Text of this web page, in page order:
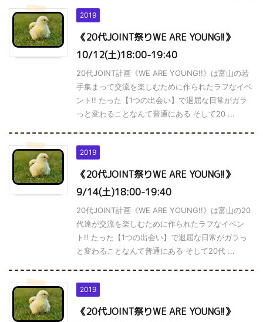
2019
《20代JOINT祭りWE ARE YOUNG!!》
10/12(土)18:00-19:40
20代JOINT計画《WE ARE YOUNG!!》は富山の若
手集まって交流を楽しむために作られたラフなイベ
ント!! たった【1つの出会い】で退屈な日常がガラ
っと変わることなんて普通にある そして20 ...
2019
《20代JOINT祭りWE ARE YOUNG!!》
9/14(土)18:00-19:40
20代JOINT計画《WE ARE YOUNG!!》は富山の20
代達が交流を楽しむために作られたラフなイベン
ト!! たった【1つの出会い】で退屈な日常がガラっ
と変わることなんて普通にある そして20代 ...
2019
《20代JOINT祭りWE ARE YOUNG!!》